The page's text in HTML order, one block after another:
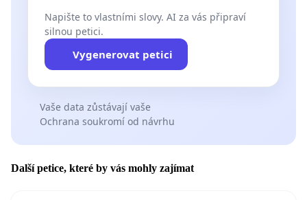
Napište to vlastními slovy. AI za vás připraví
silnou petici.
Vygenerovat petici
Vaše data zůstávají vaše
Ochrana soukromí od návrhu
Další petice, které by vás mohly zajímat